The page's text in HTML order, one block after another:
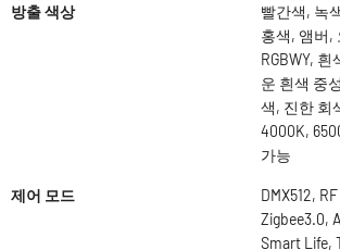
방출 색상
빨간색, 녹
홍색, 앰버,
RGBWY,
운 흰색 중
색, 진한 회
4000K,
가능
제어 모드
DMX512,
Zigbee3.0,
Smart Life,